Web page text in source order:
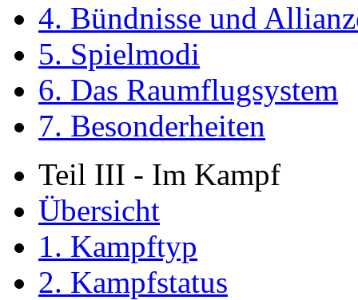
4. Bündnisse und
5. Spielmodi
6. Das Raumflugsystem
7. Besonderheiten
Teil III - Im Kampf
Übersicht
1. Kampftyp
2. Kampfstatus